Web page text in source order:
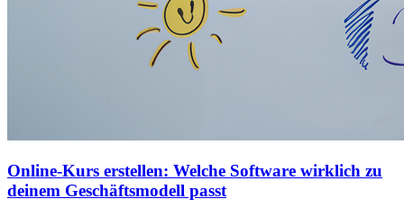
Online-Kurs erstellen: Welche Software wirklich zu
deinem Geschäftsmodell passt